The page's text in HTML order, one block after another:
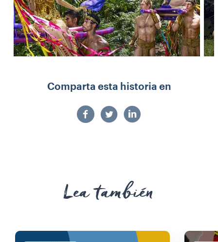
Comparta esta historia en
Lea también